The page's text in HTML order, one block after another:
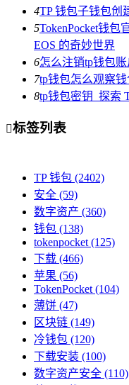
4TP 钱包子钱包创
5TokenPocket钱包
EOS 的奇妙世界
6怎么注销tp钱包
7tp钱包怎么观察
8tp钱包密钥_探索
标签列表
TP 钱包 (2402)
安全 (59)
数字资产 (360)
钱包 (138)
tokenpocket (125)
下载 (466)
苹果 (56)
TokenPocket (104)
薄饼 (47)
区块链 (149)
冷钱包 (120)
下载安装 (100)
数字资产安全 (110)